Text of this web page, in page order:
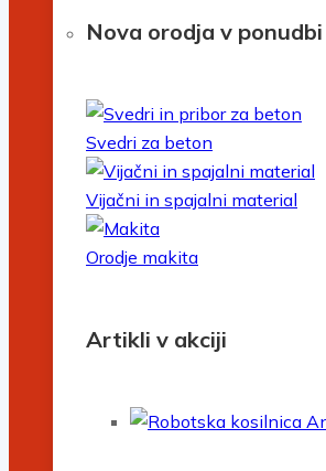
Nova orodja v ponudbi
Svedri za beton
Vijačni in spajalni material
Orodje makita
Artikli v akciji